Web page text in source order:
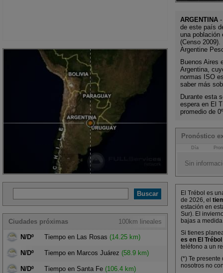
100km lineales
Ciudades próximas
N/Dº Tiempo en Las Rosas (14.25 km)
N/Dº Tiempo en Marcos Juárez (58.9 km)
N/Dº Tiempo en Santa Fe (106.4 km)
ARGENTINA
de este país
una población
(Censo
Argentine
Buenos Aires
Argentina,
normas ISO
saber más
Durante esta
espera en El
promedio de
Pronóstico
Día
Sin
El Trébol es
de 2026, el
estación en
Sur). El
bajas a
Si tienes
es en El
teléfono a un
(*) Te
nosotros no